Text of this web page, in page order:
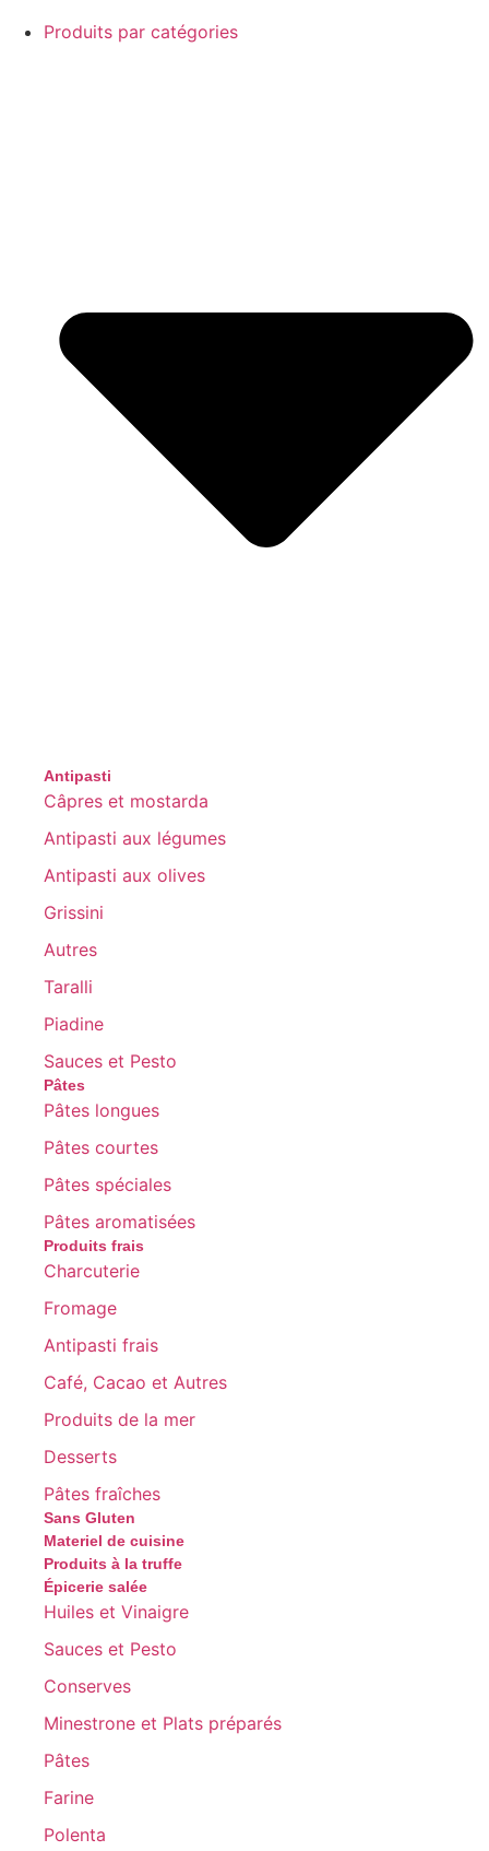
Produits par catégories
Antipasti
Câpres et mostarda
Antipasti aux légumes
Antipasti aux olives
Grissini
Autres
Taralli
Piadine
Sauces et Pesto
Pâtes
Pâtes longues
Pâtes courtes
Pâtes spéciales
Pâtes aromatisées
Produits frais
Charcuterie
Fromage
Antipasti frais
Café, Cacao et Autres
Produits de la mer
Desserts
Pâtes fraîches
Sans Gluten
Materiel de cuisine
Produits à la truffe
Épicerie salée
Huiles et Vinaigre
Sauces et Pesto
Conserves
Minestrone et Plats préparés
Pâtes
Farine
Polenta